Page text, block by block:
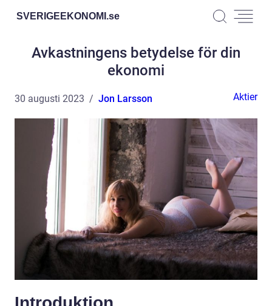
SVERIGEEKONOMI.se
Avkastningens betydelse för din
ekonomi
30 augusti 2023 Jon Larsson Aktier